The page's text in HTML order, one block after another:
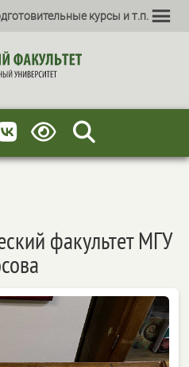
курсы и т.п.
факультет МГУ